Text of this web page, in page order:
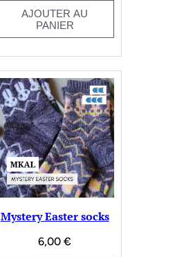
AJOUTER AU
PANIER
Mystery Easter socks
6,00€